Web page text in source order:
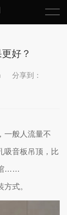
好？
分享到：
一般人流量不
吸音板吊顶，比
馆……
式。